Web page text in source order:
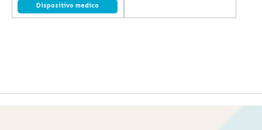
Dispositivo medico